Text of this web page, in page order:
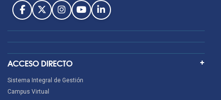
ACCESO DIRECTO
Sistema Integral de Gestión
Campus Virtual